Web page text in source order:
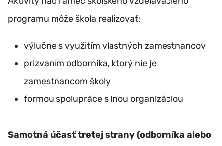
programu môže škola realizovať:
výlučne s využitím vlastných zamestnancov
prizvaním odborníka, ktorý nie je
zamestnancom školy
formou spolupráce s inou organizáciou
Samotná účasť tretej strany (odborníka alebo